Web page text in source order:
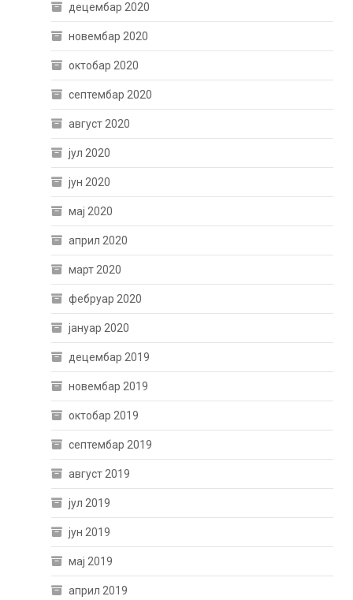
децембар 2020
новембар 2020
октобар 2020
септембар 2020
август 2020
јул 2020
јун 2020
мај 2020
април 2020
март 2020
фебруар 2020
јануар 2020
децембар 2019
новембар 2019
октобар 2019
септембар 2019
август 2019
јул 2019
јун 2019
мај 2019
април 2019